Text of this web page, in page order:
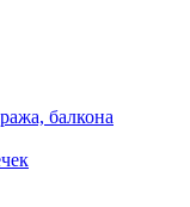
балкона